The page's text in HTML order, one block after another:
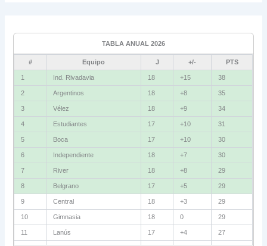
Bolívar 5
La Guaira
Grupo D
U. Católica
Cruzeiro 11
Boca Jrs.
Barcelona SC
Grupo E
TABLA ANUAL 2026
# Equipo J +/- PTS
1 Ind. Rivadavia 18 +15 38
2 Argentinos 18 +8 35
3 Vélez 18 +9 34
4 Estudiantes 17 +10 31
5 Boca 17 +10 30
6 Independiente 18 +7 30
7 River 18 +8 29
8 Belgrano 17 +5 29
9 Central 18 +3 29
10 Gimnasia 18 0 29
11 Lanús 17 +4 27